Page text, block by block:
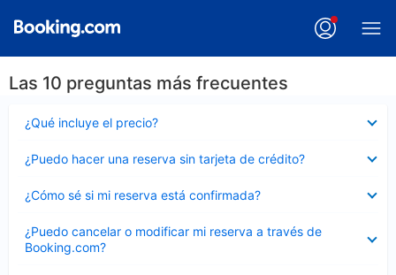
Las 10 preguntas más frecuentes
¿Qué incluye el precio?
cerrado
¿Puedo hacer una reserva sin tarjeta de crédito?
cerrado
¿Cómo sé si mi reserva está confirmada?
cerrado
¿Puedo cancelar o modificar mi reserva a través de
Booking.com?
cerrado